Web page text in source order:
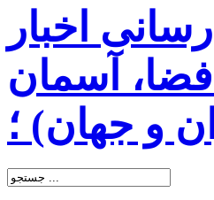
اخبار
آسمان
و جهان) ؛